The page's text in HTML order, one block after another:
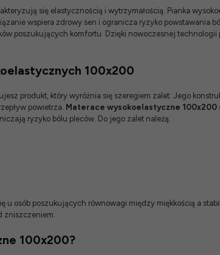
się elastycznością i wytrzymałością. Pianka
wspiera zdrowy sen i ogranicza ryzyko powstawania
poszukujących komfortu. Dzięki nowoczesnej technologii
100x200
produkt, który wyróżnia się szeregiem zalet. Jego
powietrza. Materace wysokoelastyczne 100x200
ryzyko bólu pleców. Do jego zalet należą:
osób poszukujących równowagi między miękkością a
zniszczeniem.
100x200?